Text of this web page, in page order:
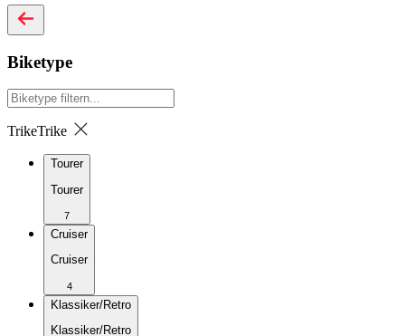
Biketype
TrikeTrike
Tourer
Tourer
7
Cruiser
Cruiser
4
Klassiker/Retro
Klassiker/Retro